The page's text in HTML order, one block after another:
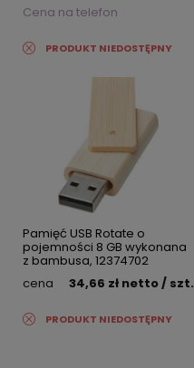
Cena na telefon
PRODUKT NIEDOSTĘPNY
Pamięć USB Rotate o
pojemności 8 GB wykonana
z bambusa, 12374702
cena
34,66 zł netto/ szt.
PRODUKT NIEDOSTĘPNY